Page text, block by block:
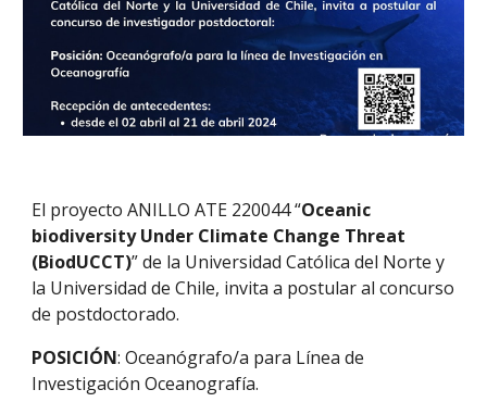
El proyecto ANILLO ATE 220044 “Oceanic
biodiversity Under Climate Change Threat
(BiodUCCT)” de la Universidad Católica del Norte y
la Universidad de Chile, invita a postular al concurso
de postdoctorado.
POSICIÓN: Oceanógrafo/a para Línea de
Investigación Oceanografía.